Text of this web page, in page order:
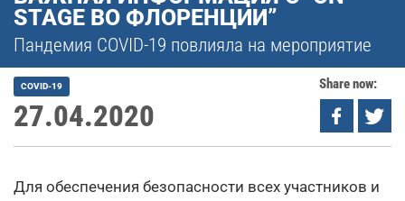
STAGE ВО ФЛОРЕНЦИИ”
Пандемия COVID-19 повлияла на мероприятие
27.04.2020
COVID-19 Share now:
Для обеспечения безопасности всех участников и